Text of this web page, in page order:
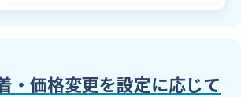
・価格変更を設定に応じて